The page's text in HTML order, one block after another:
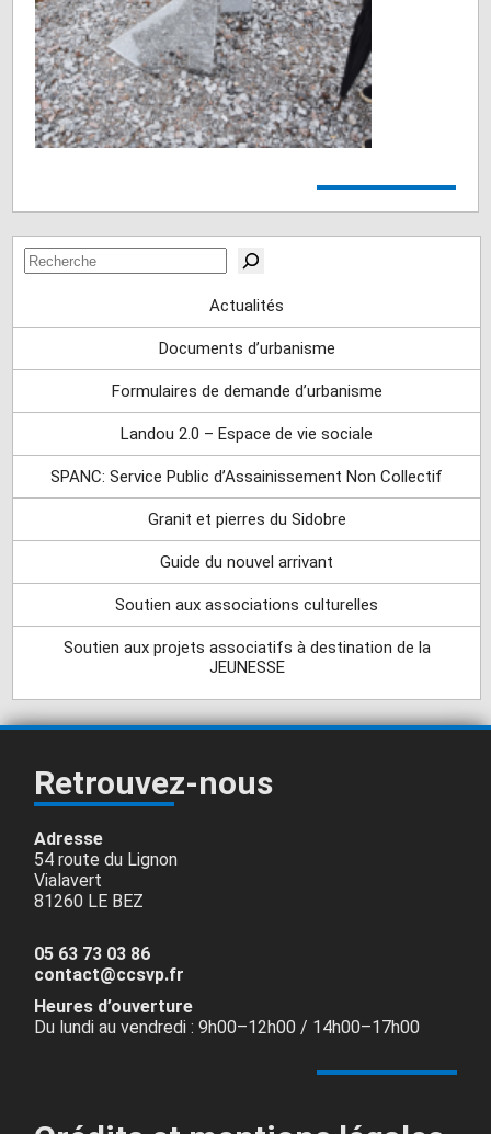
Rechercher
Actualités
Documents d’urbanisme
Formulaires de demande d’urbanisme
Landou 2.0 – Espace de vie sociale
SPANC: Service Public d’Assainissement Non Collectif
Granit et pierres du Sidobre
Guide du nouvel arrivant
Soutien aux associations culturelles
Soutien aux projets associatifs à destination de la
JEUNESSE
Retrouvez-nous
Adresse
54 route du Lignon
Vialavert
81260 LE BEZ
05 63 73 03 86
contact@ccsvp.fr
Heures d’ouverture
Du lundi au vendredi : 9h00–12h00 / 14h00–17h00